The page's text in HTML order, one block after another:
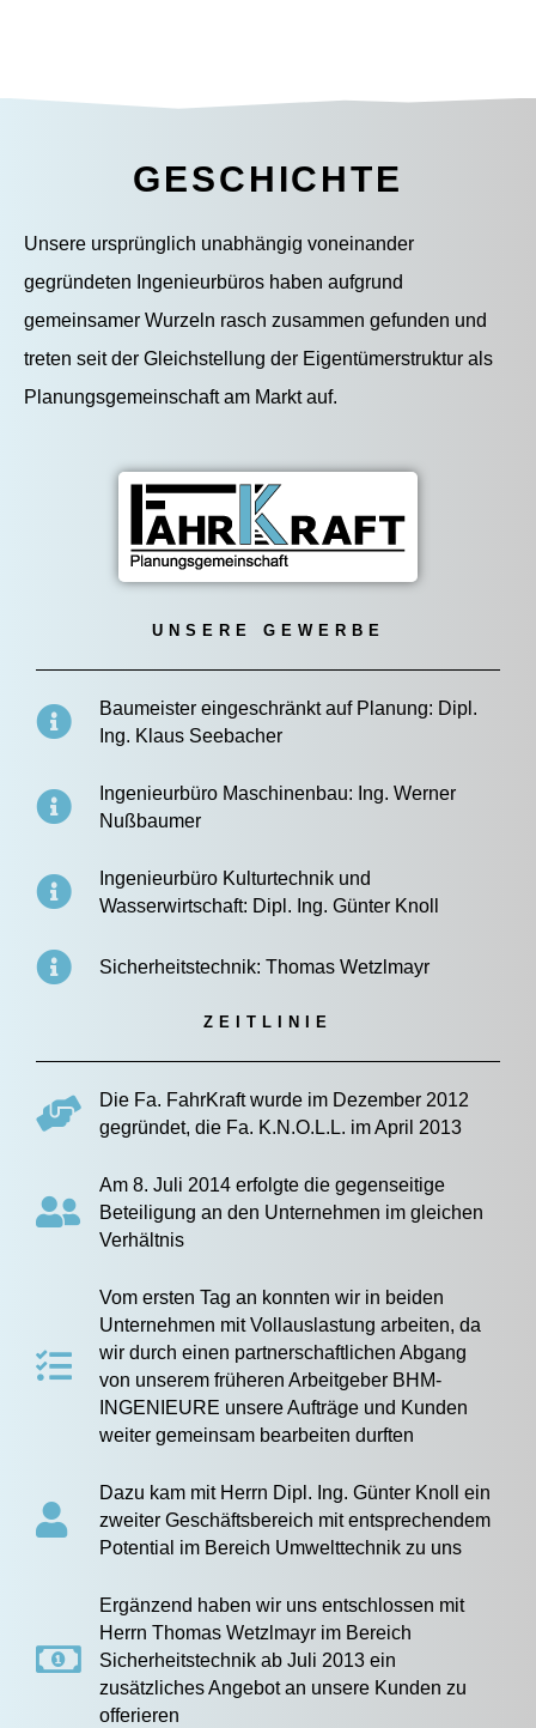
GESCHICHTE
Unsere ursprünglich unabhängig voneinander
gegründeten Ingenieurbüros haben aufgrund
gemeinsamer Wurzeln rasch zusammen gefunden und
treten seit der Gleichstellung der Eigentümerstruktur als
Planungsgemeinschaft am Markt auf.
UNSERE GEWERBE
Baumeister eingeschränkt auf Planung: Dipl.
Ing. Klaus Seebacher
Ingenieurbüro Maschinenbau: Ing. Werner
Nußbaumer
Ingenieurbüro Kulturtechnik und
Wasserwirtschaft: Dipl. Ing. Günter Knoll
Sicherheitstechnik: Thomas Wetzlmayr
ZEITLINIE
Die Fa. FahrKraft wurde im Dezember 2012
gegründet, die Fa. K.N.O.L.L. im April 2013
Am 8. Juli 2014 erfolgte die gegenseitige
Beteiligung an den Unternehmen im gleichen
Verhältnis
Vom ersten Tag an konnten wir in beiden
Unternehmen mit Vollauslastung arbeiten, da
wir durch einen partnerschaftlichen Abgang
von unserem früheren Arbeitgeber BHM-
INGENIEURE unsere Aufträge und Kunden
weiter gemeinsam bearbeiten durften
Dazu kam mit Herrn Dipl. Ing. Günter Knoll ein
zweiter Geschäftsbereich mit entsprechendem
Potential im Bereich Umwelttechnik zu uns
Ergänzend haben wir uns entschlossen mit
Herrn Thomas Wetzlmayr im Bereich
Sicherheitstechnik ab Juli 2013 ein
zusätzliches Angebot an unsere Kunden zu
offerieren